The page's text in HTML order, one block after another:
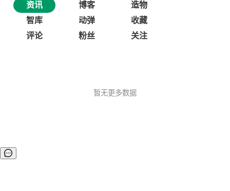
资讯 博客
造物
智库
动弹
收藏
评论
粉丝 关注
暂无更多数据